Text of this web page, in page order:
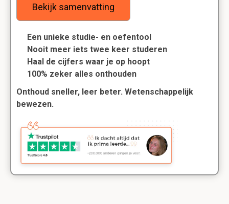
Bekijk samenvatting
Een unieke studie- en oefentool
Nooit meer iets twee keer studeren
Haal de cijfers waar je op hoopt
100% zeker alles onthouden
Onthoud sneller, leer beter. Wetenschappelijk
bewezen.